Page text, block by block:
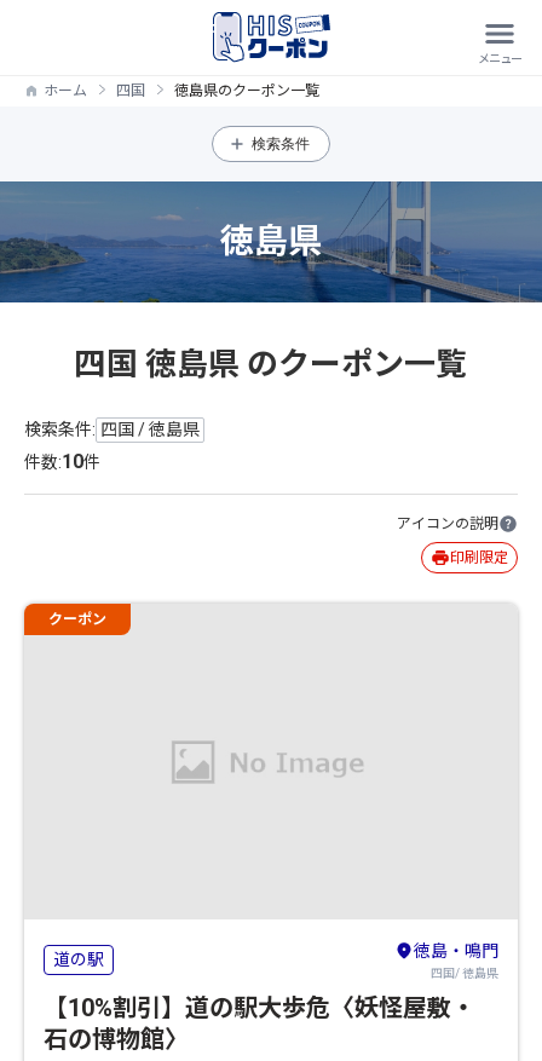
ホーム 四国 徳島県のクーポン一覧
検索条件
徳島県
四国 徳島県 のクーポン一覧
検索条件: 四国 / 徳島県
件数:10件
アイコンの説明
印刷限定
クーポン
道の駅 徳島・鳴門
四国/ 徳島県
【10%割引】道の駅大歩危〈妖怪屋敷・
石の博物館〉